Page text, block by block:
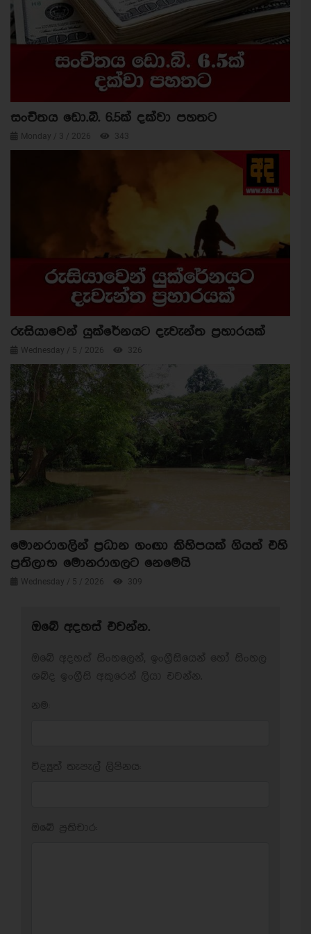
සංචිතය ඩො.බි. 6.5ක් දක්වා පහතට
Monday / 3 / 2026 343
රුසියාවෙන් යුක්රේනයට දැවැන්ත ප්‍රහාරයක්
Wednesday / 5 / 2026 326
මොනරාගලින් ප්‍රධාන ගංඟා කිහිපයක් ගියත් එහි
ප්‍රතිලාභ මොනරාගලට නෙමෙයි
Wednesday / 5 / 2026 309
ඔබේ අදහස් එවන්න.